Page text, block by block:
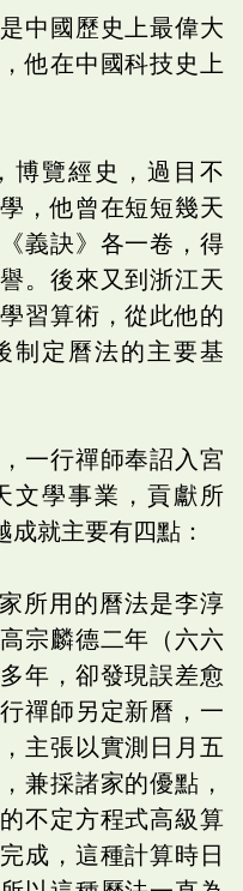
中國歷史上最偉大
他在中國科技史上
博覽經史，過目不
，他曾在短短幾天
義訣》各一卷，得
。後來又到浙江天
習算術，從此他的
制定曆法的主要基
一行禪師奉詔入宮
文學事業，貢獻所
就主要有四點：
所用的曆法是李淳
宗麟德二年（六六
年，卻發現誤差愈
禪師另定新曆，一
主張以實測日月五
兼採諸家的優點，
不定方程式高級算
成，這種計算時日